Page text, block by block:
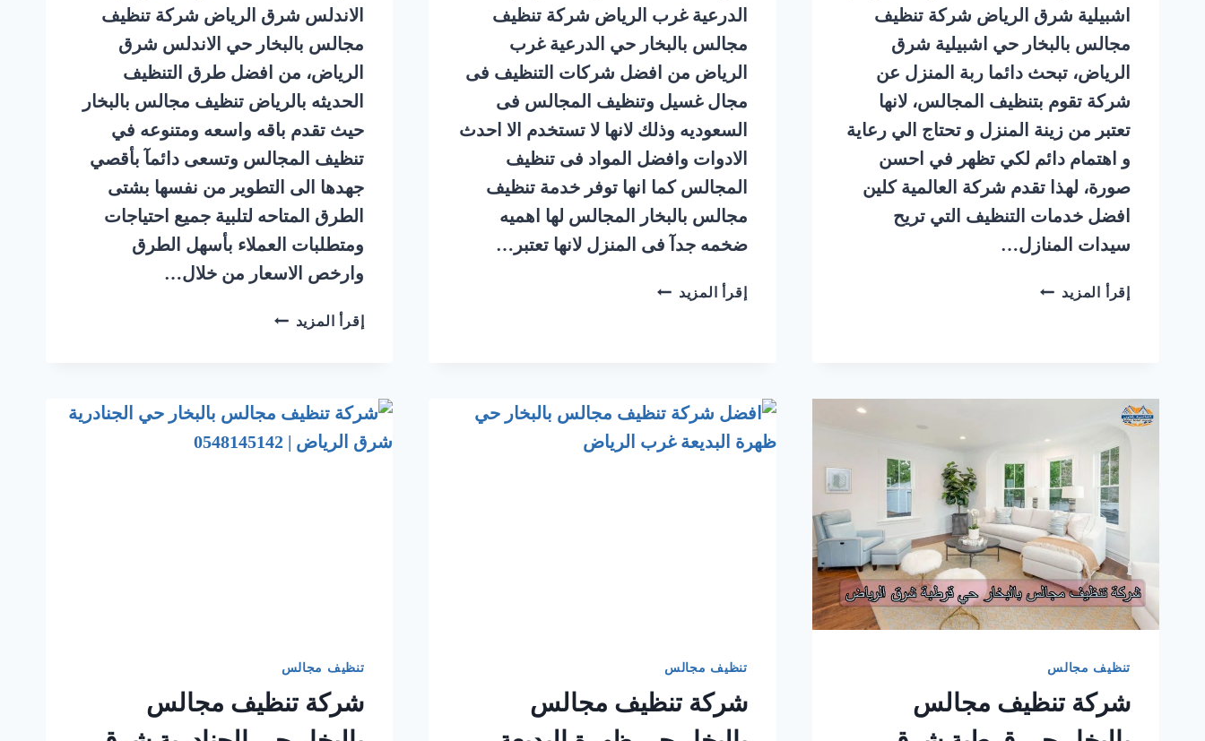
اشبيلية شرق الرياض شركة تنظيف
مجالس بالبخار حي اشبيلية شرق
الرياض، تبحث دائما ربة المنزل عن
شركة تقوم بتنظيف المجالس، لانها
تعتبر من زينة المنزل و تحتاج الي رعاية
و اهتمام دائم لكي تظهر في احسن
صورة، لهذا تقدم شركة العالمية كلين
افضل خدمات التنظيف التي تريح
سيدات المنازل…
إقرأ المزيد شركة
اشبيلية
الرياض
|
0548145142
الدرعية غرب الرياض شركة تنظيف
مجالس بالبخار حي الدرعية غرب
الرياض من افضل شركات التنظيف فى
مجال غسيل وتنظيف المجالس فى
السعوديه وذلك لانها لا تستخدم الا احدث
الادوات وافضل المواد فى تنظيف
المجالس كما انها توفر خدمة تنظيف
مجالس بالبخار المجالس لها اهميه
ضخمه جدآ فى المنزل لانها تعتبر…
إقرأ المزيد شركة
غرب
الرياض
الاندلس شرق الرياض شركة تنظيف
مجالس بالبخار حي الاندلس شرق
الرياض، من افضل طرق التنظيف
الحديثه بالرياض تنظيف مجالس بالبخار
حيث تقدم باقه واسعه ومتنوعه في
تنظيف المجالس وتسعى دائمآ بأقصي
جهدها الى التطوير من نفسها بشتى
الطرق المتاحه لتلبية جميع احتياجات
ومتطلبات العملاء بأسهل الطرق
وارخص الاسعار من خلال…
إقرأ المزيد شركة
حي
شرق
تنظيف مجالس
شركة تنظيف مجالس
تنظيف مجالس
شركة تنظيف مجالس
تنظيف مجالس
شركة تنظيف مجالس